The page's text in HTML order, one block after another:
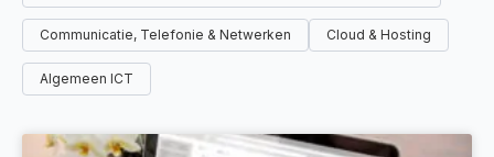
Communicatie, Telefonie & Netwerken Cloud & Hosting
Algemeen ICT